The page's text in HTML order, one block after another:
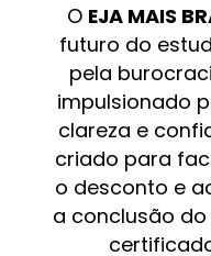
O EJA MAIS
futuro do
pela
impulsionado
clareza e
criado para
o desconto e
a conclusão